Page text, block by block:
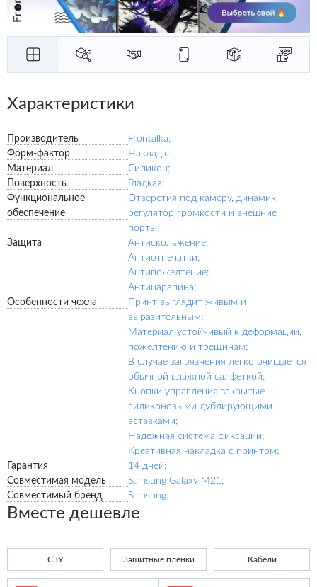
Характеристики
Производитель
Frontalka;
Форм-фактор
Накладка;
Материал
Силикон;
Поверхность
Гладкая;
Функциональное
обеспечение
Отверстия под камеру, динамик,
регулятор громкости и внешние
порты;
Защита
Антискольжение;
Антиотпечатки;
Антипожелтение;
Антицарапина;
Особенности чехла
Принт выглядит живым и
выразительным;
Материал устойчивый к деформации,
пожелтению и трещинам;
В случае загрязнения легко очищается
обычной влажной салфеткой;
Кнопки управления закрытые
силиконовыми дублирующими
вставками;
Надежная система фиксации;
Креативная накладка с принтом;
Гарантия
14 дней;
Совместимая модель
Samsung Galaxy M21;
Совместимый бренд
Samsung;
Вместе дешевле
СЗУ Защитные плёнки Кабели